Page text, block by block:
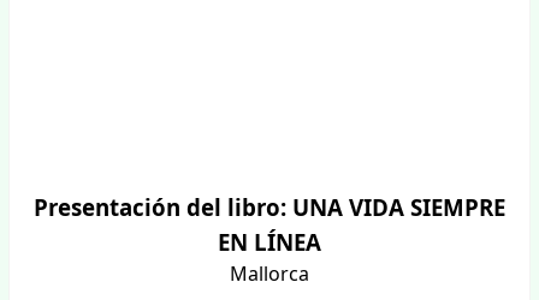
Presentación del libro: UNA VIDA SIEMPRE
EN LÍNEA
Mallorca